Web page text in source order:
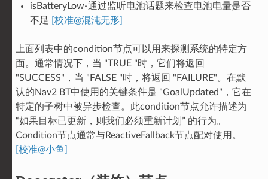
isBatteryLow-通过监听电池话题来检查电池电量是否
不足
[校准@混沌无形]
上面列表中的condition节点可以用来探测系统的特定方
面。通常情况下，当 "TRUE "时，它们将返回
"SUCCESS"，当 "FALSE "时，将返回 "FAILURE"。在默
认的Nav2 BT中使用的关键条件是 "GoalUpdated"，它在
特定的子树中被异步检查。此condition节点允许描述为
“如果目标已更新，则我们必须重新计划” 的行为。
Condition节点通常与ReactiveFallback节点配对使用。
[校准@小鱼]